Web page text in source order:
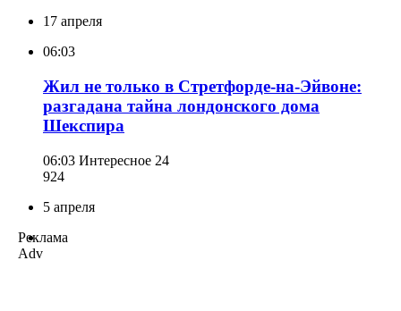
17 апреля
06:03
Жил не только в Стретфорде-на-Эйвоне:
разгадана тайна лондонского дома
Шекспира
06:03 Интересное 24
924
5 апреля
Реклама
Adv